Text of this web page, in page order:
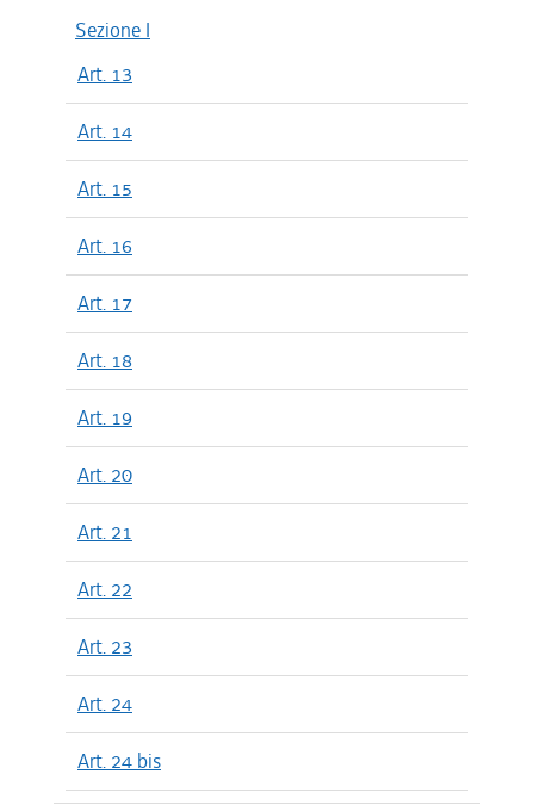
Sezione I
Art. 13
Art. 14
Art. 15
Art. 16
Art. 17
Art. 18
Art. 19
Art. 20
Art. 21
Art. 22
Art. 23
Art. 24
Art. 24 bis